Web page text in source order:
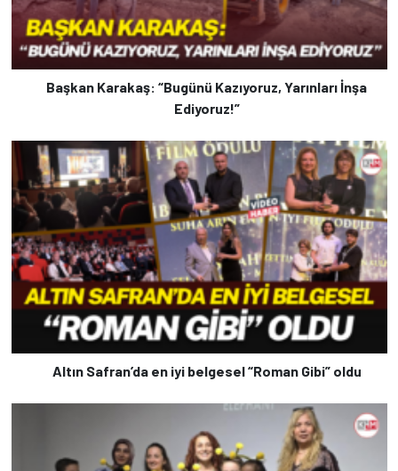
Başkan Karakaş: “Bugünü Kazıyoruz, Yarınları İnşa
Ediyoruz!”
Altın Safran’da en iyi belgesel “Roman Gibi” oldu